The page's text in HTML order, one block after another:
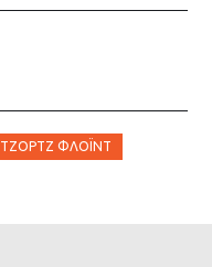
ΤΖΌΡΤΖ ΦΛΌΙΝΤ